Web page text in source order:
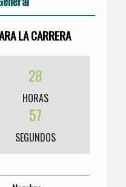
LA CARRERA
28
HORAS
57
SEGUNDOS